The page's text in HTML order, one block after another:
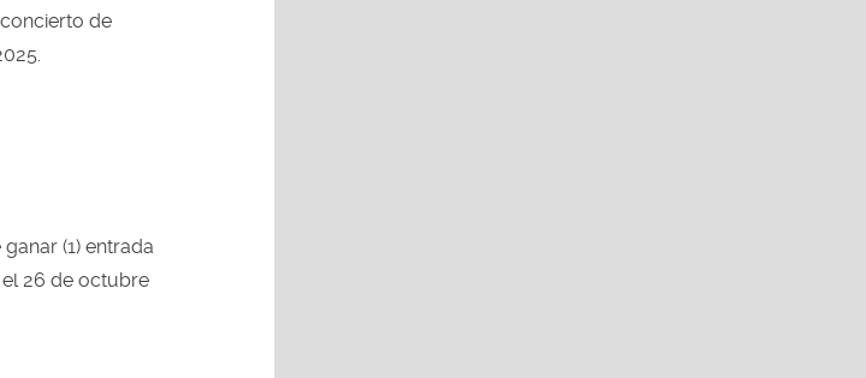
de
(1) entrada
26 de octubre